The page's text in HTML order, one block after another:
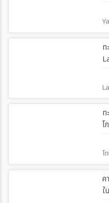
อ
บ
ส
ท
ย
ท
โ
โ
จ
ค
ใ